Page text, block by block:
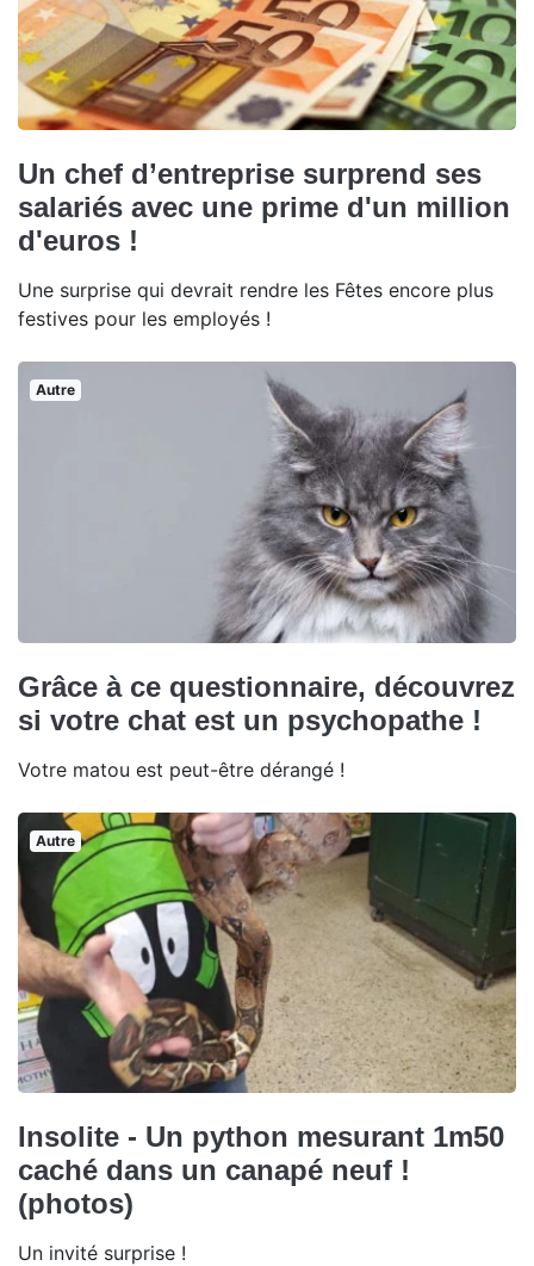
Un chef d’entreprise surprend ses
salariés avec une prime d'un million
d'euros !
Une surprise qui devrait rendre les Fêtes encore plus
festives pour les employés !
Autre
Grâce à ce questionnaire, découvrez
si votre chat est un psychopathe !
Votre matou est peut-être dérangé !
Autre
Insolite - Un python mesurant 1m50
caché dans un canapé neuf !
(photos)
Un invité surprise !